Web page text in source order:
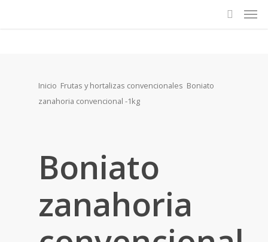
Inicio Frutas y hortalizas convencionales Boniato
zanahoria convencional -1kg
Boniato
zanahoria